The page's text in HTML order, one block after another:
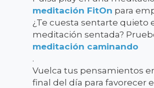
meditación FitOn para
¿Te cuesta sentarte quieto
meditación sentada?
meditación caminando
.
Vuelca tus pensamientos
final del día para favorecer